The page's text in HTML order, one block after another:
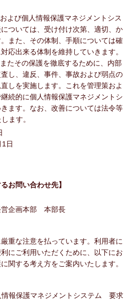
よび個人情報保護マネジメントシス
ついては、受け付け次第、適切、か
また、その体制、手順については確
応出来る体制を維持していきます。
たその保護を徹底するために、内部
し、違反、事件、事故および弱点の
しを実施します。これを管理策およ
続的に個人情報保護マネジメントシ
ます。なお、改善については法令等
ます。
日
お問い合わせ先】
企画本部 本部長
重な注意を払っています。利用者に
にご利用いただくために、以下にお
関する考え方をご案内いたします。
情報保護マネジメントシステム 要求